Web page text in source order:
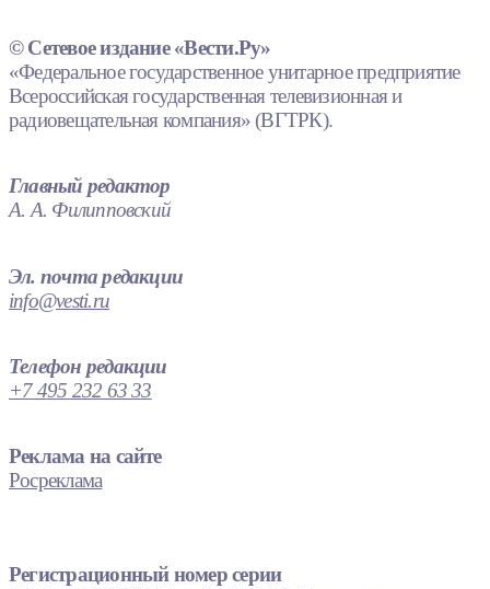
© Сетевое издание «Вести.Ру»
«Федеральное государственное унитарное предприятие
Всероссийская государственная телевизионная и
радиовещательная компания» (ВГТРК).
Главный редактор
А. А. Филипповский
Эл. почта редакции
info@vesti.ru
Телефон редакции
+7 495 232 63 33
Реклама на сайте
Росреклама
Регистрационный номер серии